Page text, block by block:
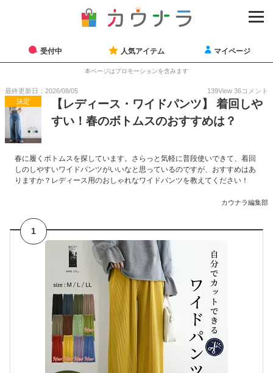
受付中 人気アイテム マイページ
本ページはプロモーションを含みます
最終更新日：2026/08/05 139View 36コメント
決定
【レディース・ワイドパンツ】 着回しや
すい！春のボトムスのおすすめは？
春に履くボトムスを探しています。さらっと気軽に普段使いできて、着回
しのしやすいワイドパンツがいいなと思っているのですが、おすすめはあ
りますか？レディース用のおしゃれなワイドパンツを教えてください！
カウナラ編集部
1